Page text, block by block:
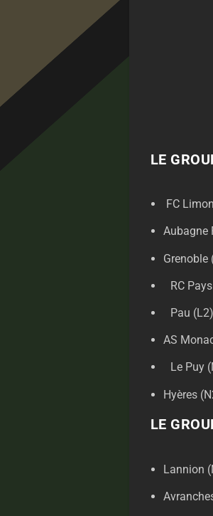
LE
FC
Aubagne
Grenoble
RC
Pau
AS
Le Puy
Hyères
LE
Lannion